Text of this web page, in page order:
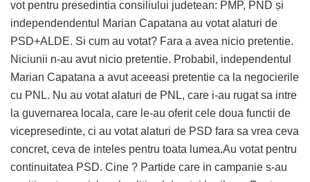
vot pentru presedintia consiliului judetean: PMP, PND și
independendentul Marian Capatana au votat alaturi de
PSD+ALDE. Si cum au votat? Fara a avea nicio pretentie.
Niciunii n-au avut nicio pretentie. Probabil, independentul
Marian Capatana a avut aceeasi pretentie ca la negocierile
cu PNL. Nu au votat alaturi de PNL, care i-au rugat sa intre
la guvernarea locala, care le-au oferit cele doua functii de
vicepresedinte, ci au votat alaturi de PSD fara sa vrea ceva
concret, ceva de inteles pentru toata lumea.Au votat pentru
continuitatea PSD. Cine ? Partide care in campanie s-au